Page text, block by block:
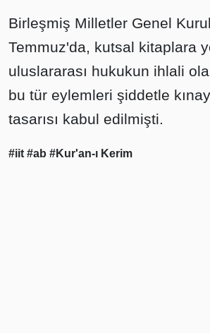
Birleşmiş Milletler Genel
Temmuz'da, kutsal kitaplara
uluslararası hukukun ihlali
bu tür eylemleri şiddetle
tasarısı kabul edilmişti.
#iit #ab #Kur'an-ı Kerim